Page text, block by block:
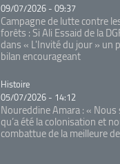
09/07/2026 - 09:37
Campagne de lutte contre
forêts : Si Ali Essaid de la
dans « L'Invité du jour » un
bilan encourageant
Catégorie
Histoire
05/07/2026 - 14:12
Noureddine Amara : « Nous
qu’a été la colonisation et
combattue de la meilleure